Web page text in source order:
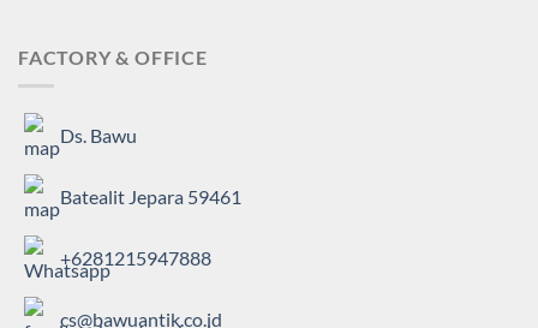
FACTORY & OFFICE
Ds. Bawu
Batealit Jepara 59461
+6281215947888
cs@bawuantik.co.id